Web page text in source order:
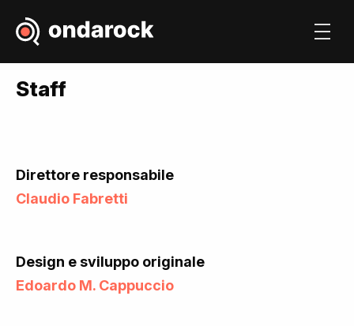
Staff
Direttore responsabile
Claudio Fabretti
Design e sviluppo originale
Edoardo M. Cappuccio